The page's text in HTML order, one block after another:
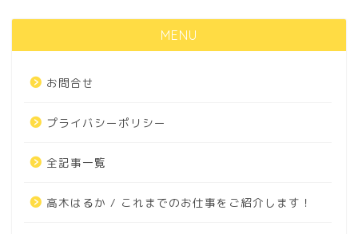
MENU
お問合せ
プライバシーポリシー
全記事一覧
高木はるか / これまでのお仕事をご紹介します！